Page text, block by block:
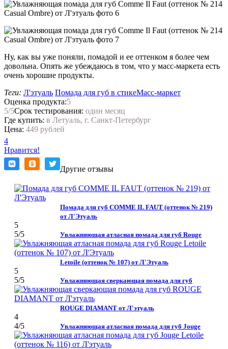
Ну, как вы уже поняли, помадой и ее оттенком я более чем
довольна. Опять же убеждаюсь в том, что у масс-маркета есть
очень хорошие продукты.
Теги: Л'этуаль Помада для губ в стикеМасс-маркет
Оценка продукта:5
5/5Срок тестирования: один месяц
Где купить: в Летуаль, г. Санкт-Петербург
Цена: 449 рублей
4
Нравится!
Другие отзывы
Помада для губ COMME IL FAUT (оттенок № 219)
от Л'Этуаль
5
5/5 Увлажняющая атласная помада для губ Rouge
Letoile (оттенок № 107) от Л'Этуаль
5
5/5 Увлажняющая сверкающая помада для губ
ROUGE DIAMANT от Л'этуаль
4
4/5 Увлажняющая атласная помада для губ Jouge